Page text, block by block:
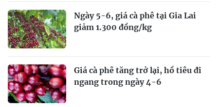
Ngày 5-6, giá cà phê tại Gia Lai
giảm 1.300 đồng/kg
Giá cà phê tăng trở lại, hồ tiêu đi
ngang trong ngày 4-6